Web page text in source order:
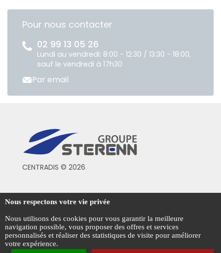
Pour nous contacter
02 99 13 05 26
Lundi au vendredi: 8:00 - 12:30 / 13:30 - 18:00,
sauf le vendredi à 17h30
Par email
CENTRADIS © 2026
Conditions générales de vente
Mentions légales
Politique de confidentialité
Gestion des cookies
Nous respectons votre vie privée
Nous utilisons des cookies pour vous garantir la meilleure
navigation possible, vous proposer des offres et services
personnalisés et réaliser des statistiques de visite pour améliorer
votre expérience.